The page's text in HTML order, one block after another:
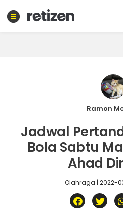
Ramon
Jadwal
Bola Sabtu
Ahad
Olahraga | 2022-
Sejarah